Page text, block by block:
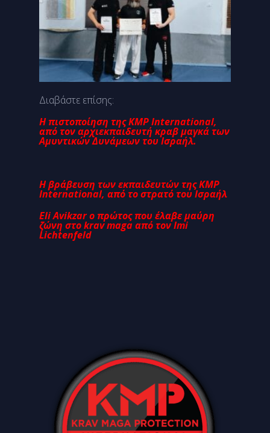
Διαβάστε επίσης:
Η πιστοποίηση της KMP International,
από τον αρχιεκπαιδευτή κραβ μαγκά των
Αμυντικών Δυνάμεων του Ισραήλ.
Η βράβευση των εκπαιδευτών της KMP
International, από το στρατό του Ισραήλ
Eli Avikzar ο πρώτος που έλαβε μαύρη
ζώνη στο krav maga από τον Imi
Lichtenfeld